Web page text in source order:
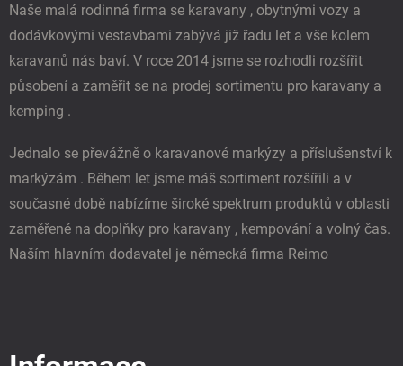
Naše malá rodinná firma se karavany , obytnými vozy a
dodávkovými vestavbami zabývá již řadu let a vše kolem
karavanů nás baví. V roce 2014 jsme se rozhodli rozšířit
působení a zaměřit se na prodej sortimentu pro karavany a
kemping .
Jednalo se převážně o karavanové markýzy a příslušenství k
markýzám . Během let jsme máš sortiment rozšířili a v
současné době nabízíme široké spektrum produktů v oblasti
zaměřené na doplňky pro karavany , kempování a volný čas.
Naším hlavním dodavatel je německá firma Reimo